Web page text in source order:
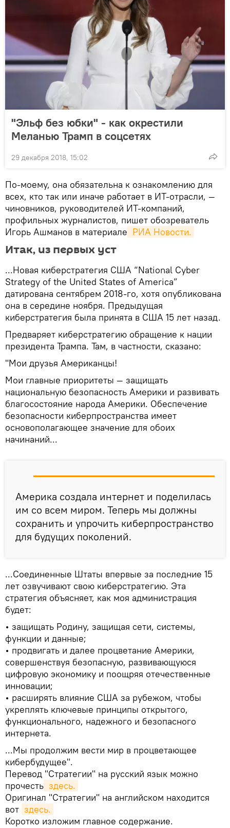
"Эльф без юбки" - как окрестили
Меланью Трамп в соцсетях
29 декабря 2018, 15:02
По-моему, она обязательна к ознакомлению для
всех, кто так или иначе работает в ИТ-отрасли, —
чиновников, руководителей ИТ-компаний,
профильных журналистов, пишет обозреватель
Игорь Ашманов в материале РИА Новости.
Итак, из первых уст
...Новая киберстратегия США “National Cyber
Strategy of the United States of America”
датирована сентябрем 2018-го, хотя опубликована
она в середине ноября. Предыдущая
киберстратегия была принята в США 15 лет назад.
Предваряет киберстратегию обращение к нации
президента Трампа. Там, в частности, сказано:
"Мои друзья Американцы!
Мои главные приоритеты — защищать
национальную безопасность Америки и развивать
благосостояние народа Америки. Обеспечение
безопасности киберпространства имеет
основополагающее значение для обоих
начинаний...
Америка создала интернет и поделилась
им со всем миром. Теперь мы должны
сохранить и упрочить киберпространство
для будущих поколений.
...Соединенные Штаты впервые за последние 15
лет озвучивают свою киберстратегию. Эта
стратегия объясняет, как моя администрация
будет:
• защищать Родину, защищая сети, системы,
функции и данные;
• продвигать и далее процветание Америки,
совершенствуя безопасную, развивающуюся
цифровую экономику и поощряя отечественные
инновации;
• расширять влияние США за рубежом, чтобы
укреплять ключевые принципы открытого,
функционального, надежного и безопасного
интернета.
...Мы продолжим вести мир в процветающее
кибербудущее".
Перевод "Стратегии" на русский язык можно
прочесть здесь.
Оригинал "Стратегии" на английском находится
вот здесь.
Коротко изложим главное содержание.